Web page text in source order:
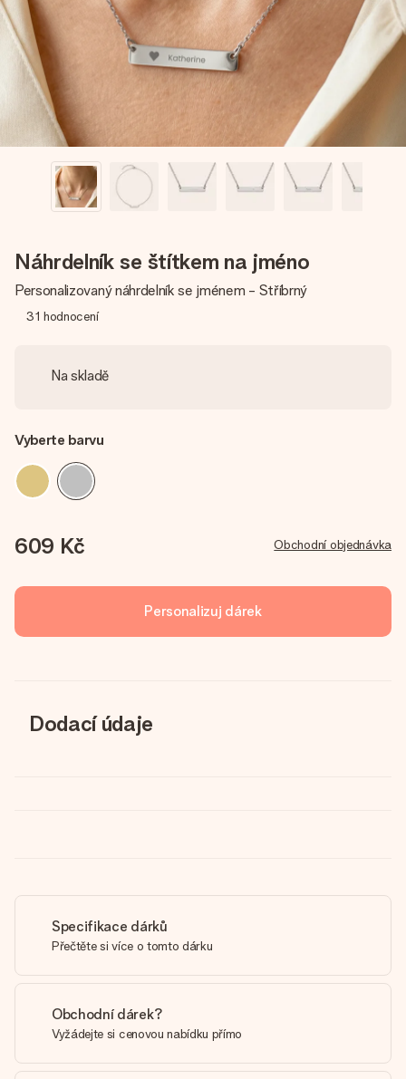
jménem, vaší fotografií nebo vzkazem, který doopravdy
zahřeje u srdce. Žádné zbytečné složitosti, jen spousta
lásky pro daný okamžik.
Náhrdelník se štítkem na jméno
Personalizovaný náhrdelník se jménem - Stříbrný
31 hodnocení
Na skladě
Vyberte barvu
609 Kč Obchodní objednávka
Personalizuj dárek
Dodací údaje
Specifikace dárků
Přečtěte si více o tomto dárku
Obchodní dárek?
Vyžádejte si cenovou nabídku přímo